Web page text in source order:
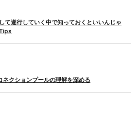
て遂行していく中で知っておくといいんじゃ
クションプールの理解を深める